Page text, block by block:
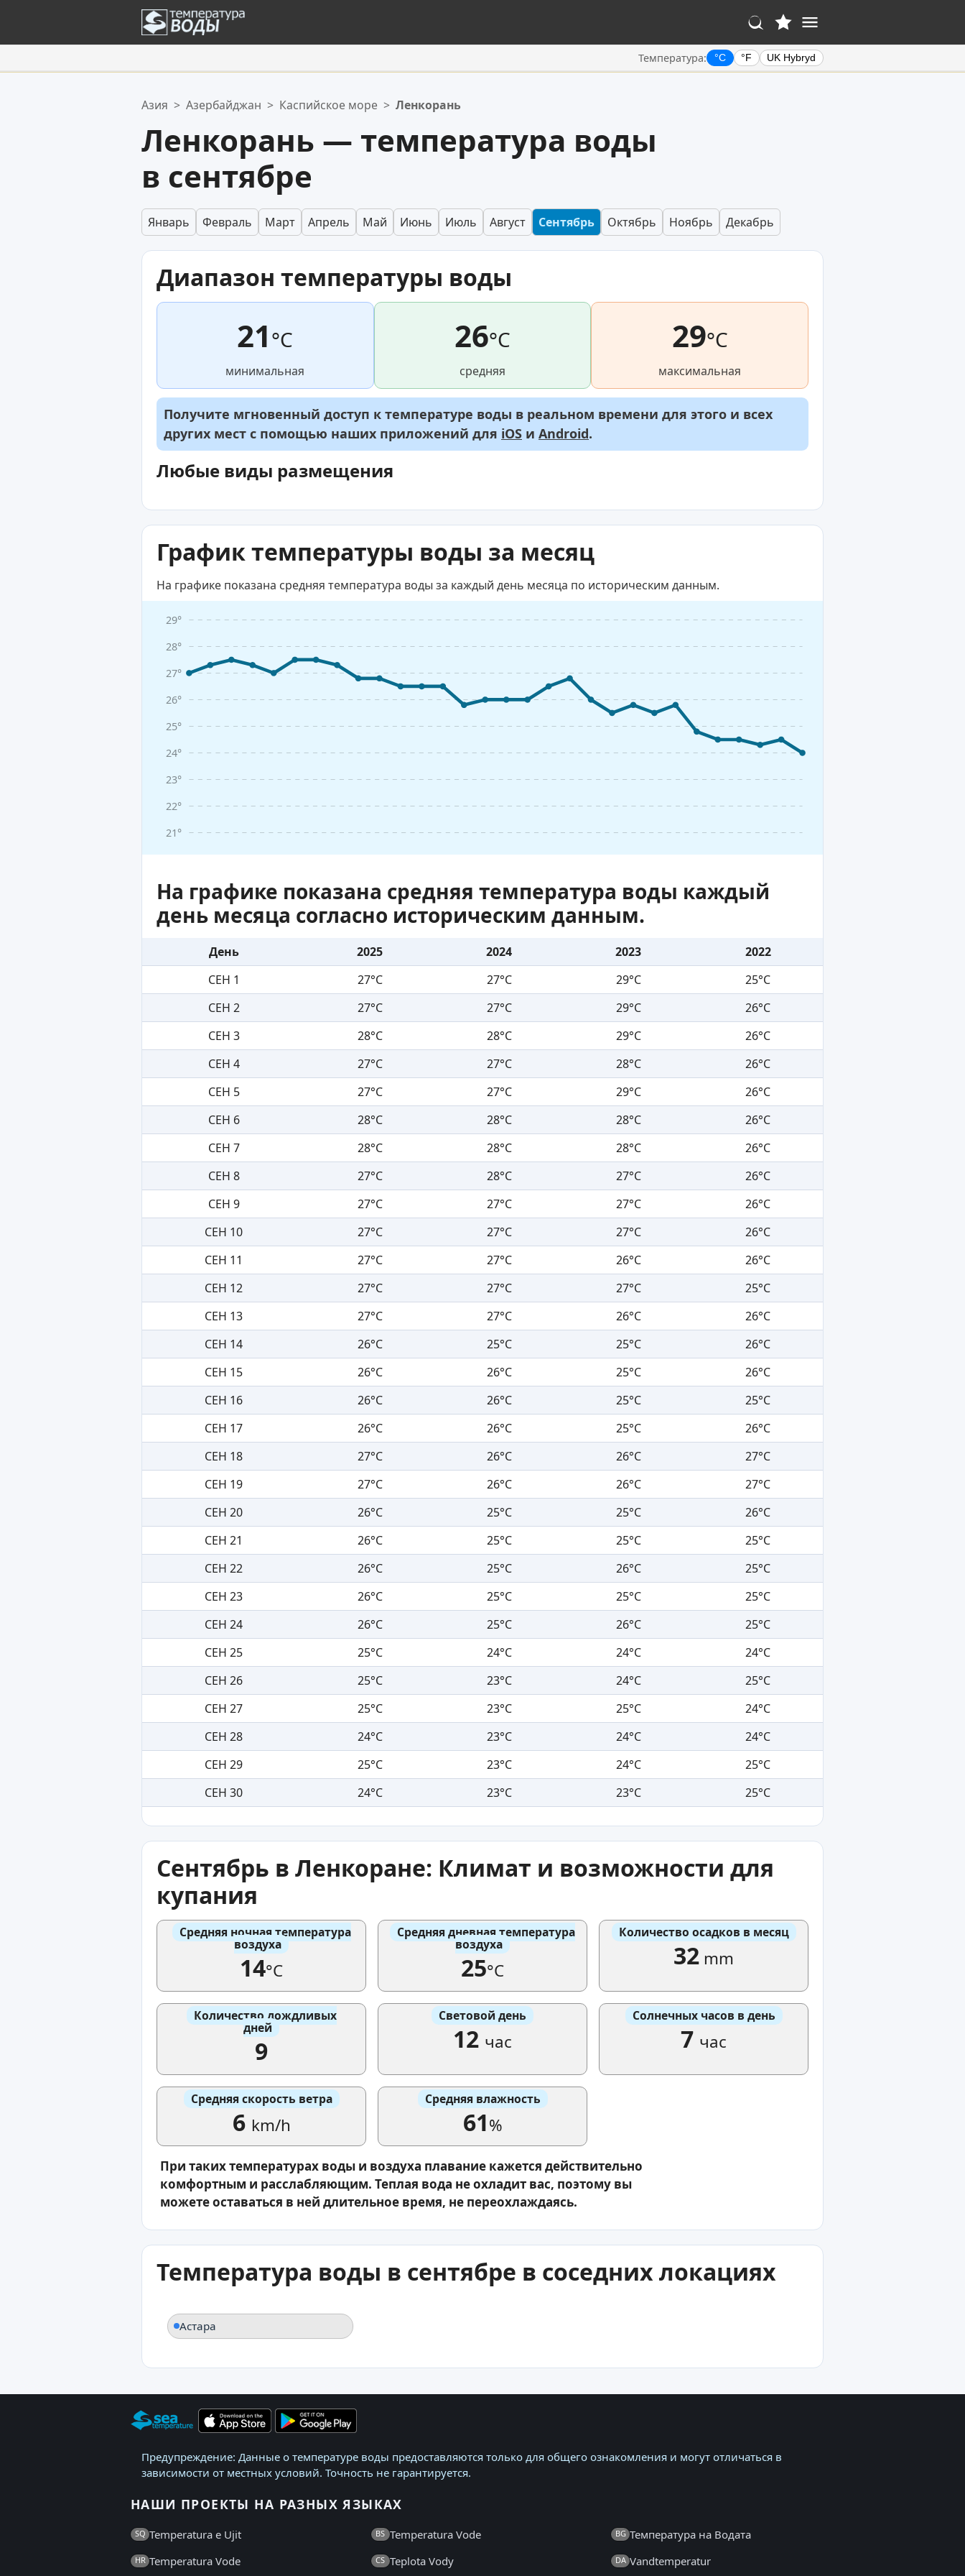
Температура: °C °F UK Hybryd
Ваш список избранного пуст.
Азия > Азербайджан > Каспийское море > Ленкорань
Ленкорань — температура воды
в сентябре
Январь Февраль Март Апрель Май Июнь Июль Август Сентябрь Октябрь Ноябрь Декабрь
Диапазон температуры воды
21°C
минимальная
26°C
средняя
29°C
максимальная
Получите мгновенный доступ к температуре воды в реальном времени для этого и всех
других мест с помощью наших приложений для iOS и Android.
Любые виды размещения
График температуры воды за месяц
На графике показана средняя температура воды за каждый день месяца по историческим данным.
21°
22°
23°
24°
25°
26°
27°
28°
29°
На графике показана средняя температура воды каждый
день месяца согласно историческим данным.
День 2025 2024 2023
2022
СЕН 1
27°C 27°C 29°C
25°C
СЕН 2
27°C 27°C 29°C
26°C
СЕН 3
28°C 28°C 29°C
26°C
СЕН 4
27°C 27°C 28°C
26°C
СЕН 5
27°C 27°C 29°C
26°C
СЕН 6
28°C 28°C 28°C
26°C
СЕН 7
28°C 28°C 28°C
26°C
СЕН 8
27°C 28°C 27°C
26°C
СЕН 9
27°C 27°C 27°C
26°C
СЕН 10
27°C 27°C 27°C
26°C
СЕН 11
27°C 27°C 26°C
26°C
СЕН 12
27°C 27°C 27°C
25°C
СЕН 13
27°C 27°C 26°C
26°C
СЕН 14
26°C 25°C 25°C
26°C
СЕН 15
26°C 26°C 25°C
26°C
СЕН 16
26°C 26°C 25°C
25°C
СЕН 17
26°C 26°C 25°C
26°C
СЕН 18
27°C 26°C 26°C
27°C
СЕН 19
27°C 26°C 26°C
27°C
СЕН 20
26°C 25°C 25°C
26°C
СЕН 21
26°C 25°C 25°C
25°C
СЕН 22
26°C 25°C 26°C
25°C
СЕН 23
26°C 25°C 25°C
25°C
СЕН 24
26°C 25°C 26°C
25°C
СЕН 25
25°C 24°C 24°C
24°C
СЕН 26
25°C 23°C 24°C
25°C
СЕН 27
25°C 23°C 25°C
24°C
СЕН 28
24°C 23°C 24°C
24°C
СЕН 29
25°C 23°C 24°C
25°C
СЕН 30
24°C 23°C 23°C 25°C
Сентябрь в Ленкоране: Климат и возможности для
купания
Средняя ночная температура
воздуха
14°C
Средняя дневная температура
воздуха
25°C
Количество осадков в месяц
32 mm
Количество дождливых
дней
9
Световой день
12 час
Солнечных часов в день
7 час
Средняя скорость ветра
6 km/h
Средняя влажность
61%
При таких температурах воды и воздуха плавание кажется действительно
комфортным и расслабляющим. Теплая вода не охладит вас, поэтому вы
можете оставаться в ней длительное время, не переохлаждаясь.
Температура воды в сентябре в соседних локациях
Астара
Предупреждение: Данные о температуре воды предоставляются только для общего ознакомления и могут отличаться в
зависимости от местных условий. Точность не гарантируется.
НАШИ ПРОЕКТЫ НА РАЗНЫХ ЯЗЫКАХ
SQ Temperatura e Ujit BS Temperatura Vode BG Температура на Водата
HR Temperatura Vode CS Teplota Vody DA Vandtemperatur